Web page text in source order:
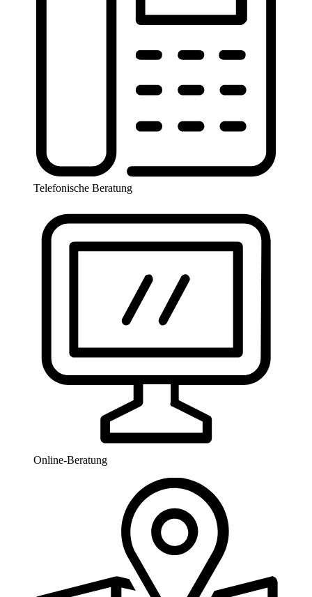
Telefonische Beratung
Online-Beratung